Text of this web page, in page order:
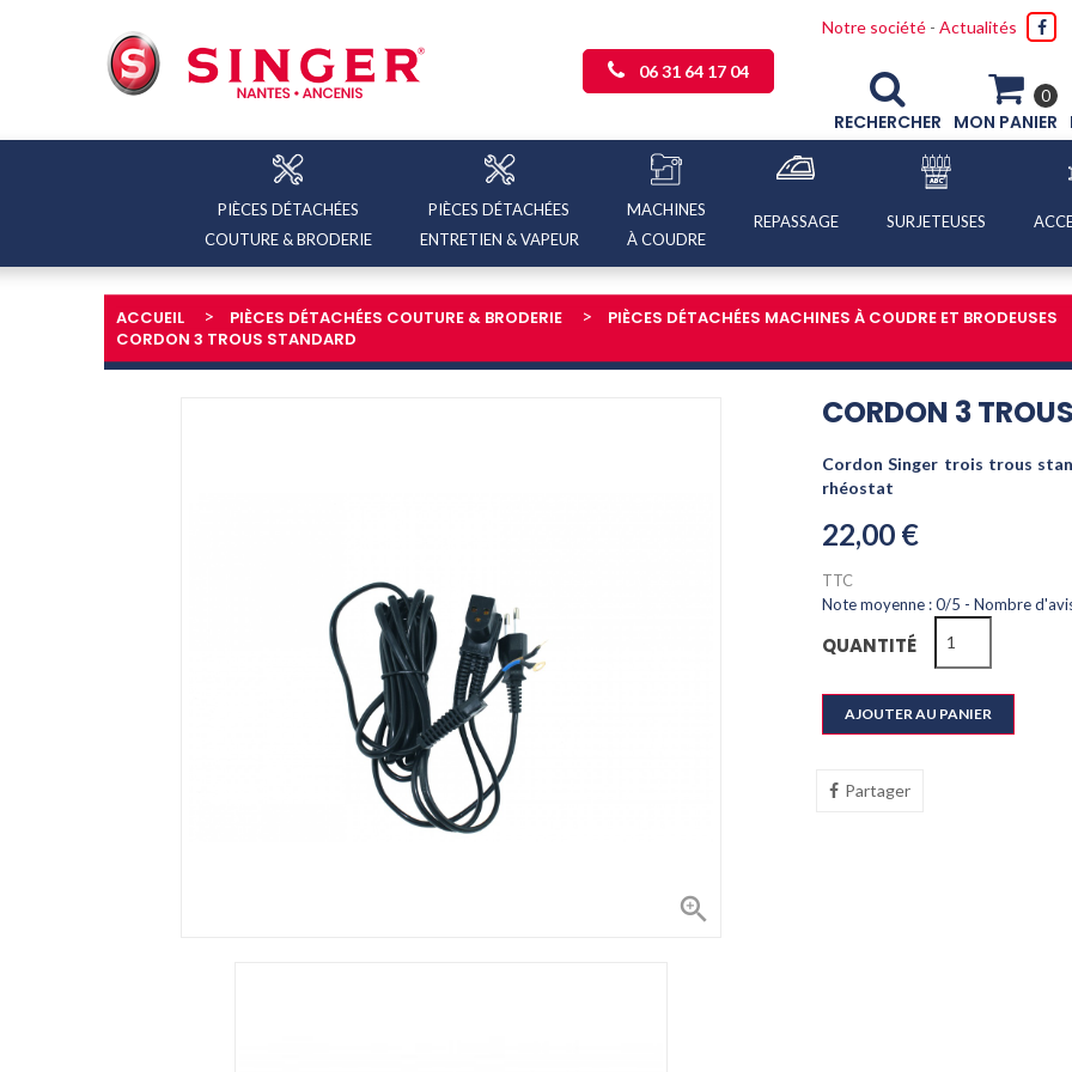
06 31 64 17 04
Notre société - Actualités
RECHERCHER
0
MON PANIER
PIÈCES DÉTACHÉES
COUTURE & BRODERIE
PIÈCES DÉTACHÉES
ENTRETIEN & VAPEUR
MACHINES
À COUDRE
REPASSAGE SURJETEUSES
ACCUEIL PIÈCES DÉTACHÉES COUTURE & BRODERIE
PIÈCES DÉTACHÉES MACHINES À COUDRE ET BRODEUSES
CORDON 3 TROUS STANDARD

CORDON 3
CordonSinger trois trous
rhéostat
22,00 €
TTC
Note moyenne :0/5 - Nombre
QUANTITÉ
AJOUTER AU PANIER
Partager